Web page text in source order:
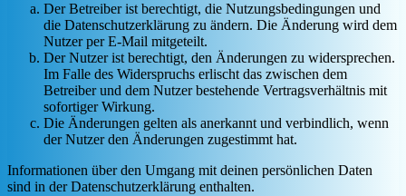
Der Betreiber ist berechtigt, die Nutzungsbedingungen und
die Datenschutzerklärung zu ändern. Die Änderung wird dem
Nutzer per E-Mail mitgeteilt.
Der Nutzer ist berechtigt, den Änderungen zu widersprechen.
Im Falle des Widerspruchs erlischt das zwischen dem
Betreiber und dem Nutzer bestehende Vertragsverhältnis mit
sofortiger Wirkung.
Die Änderungen gelten als anerkannt und verbindlich, wenn
der Nutzer den Änderungen zugestimmt hat.
Informationen über den Umgang mit deinen persönlichen Daten
sind in der Datenschutzerklärung enthalten.